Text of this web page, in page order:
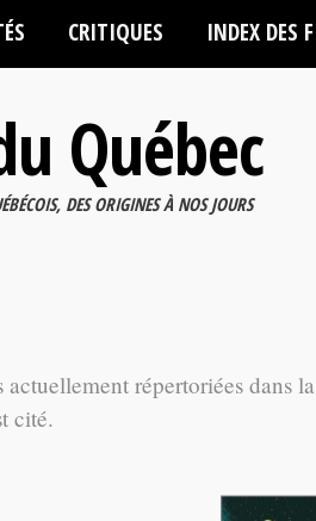
CRITIQUES INDEX DES
Québec
DES ORIGINES À NOS JOURS
répertoriées dans
cité.